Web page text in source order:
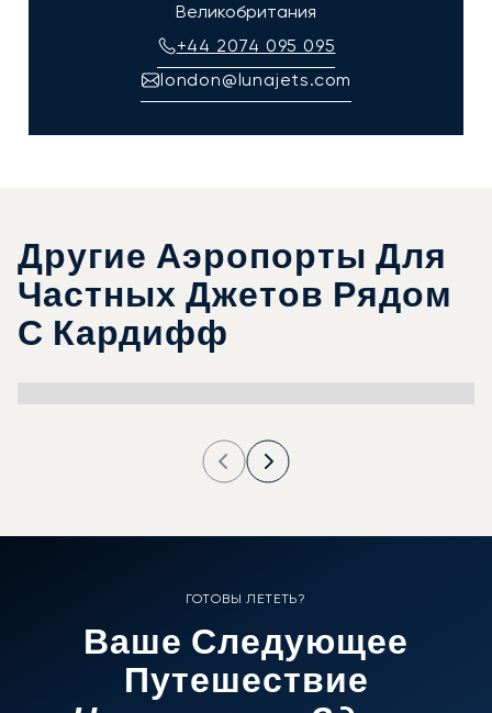
Великобритания
+44 2074 095 095
london@lunajets.com
Другие Аэропорты Для
Частных Джетов Рядом
С Кардифф
ГОТОВЫ ЛЕТЕТЬ?
Ваше Следующее
Путешествие